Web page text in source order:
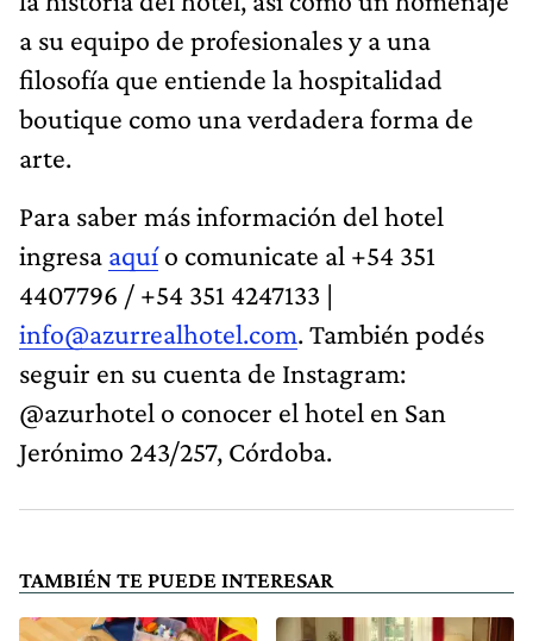
a su equipo de profesionales y a una
filosofía que entiende la hospitalidad
boutique como una verdadera forma de
arte.
Para saber más información del hotel
ingresa aquío comunicate al +54 351
4407796 / +54 351 4247133 |
info@azurrealhotel.com. También podés
seguir en su cuenta de Instagram:
@azurhotel o conocer el hotel en San
Jerónimo 243/257, Córdoba.
TAMBIÉN TE PUEDE INTERESAR